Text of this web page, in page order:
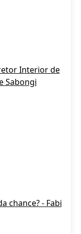
Interior de
Sabongi
chance? - Fabi